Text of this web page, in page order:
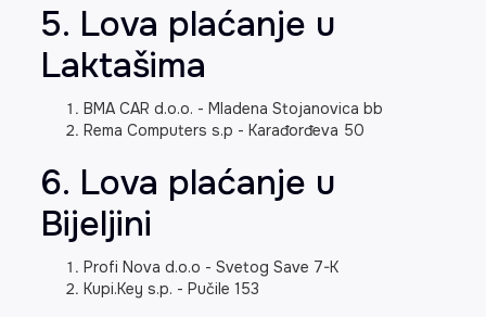
5. Lova plaćanje u
Laktašima
BMA CAR d.o.o. - Mladena Stojanovica bb
Rema Computers s.p - Karađorđeva 50
6. Lova plaćanje u
Bijeljini
Profi Nova d.o.o - Svetog Save 7-K
Kupi.Key s.p. - Pučile 153